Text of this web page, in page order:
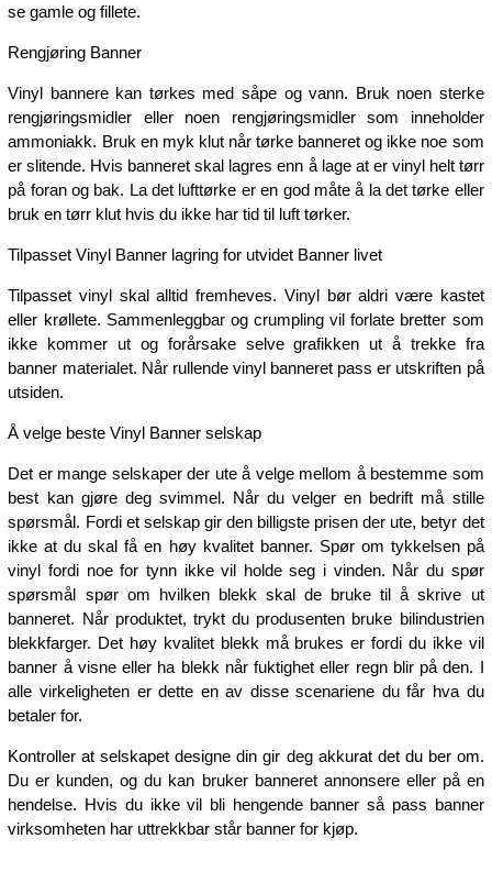
se gamle og fillete.
Rengjøring Banner
Vinyl bannere kan tørkes med såpe og vann. Bruk noen sterke
rengjøringsmidler eller noen rengjøringsmidler som inneholder
ammoniakk. Bruk en myk klut når tørke banneret og ikke noe som
er slitende. Hvis banneret skal lagres enn å lage at er vinyl helt tørr
på foran og bak. La det lufttørke er en god måte å la det tørke eller
bruk en tørr klut hvis du ikke har tid til luft tørker.
Tilpasset Vinyl Banner lagring for utvidet Banner livet
Tilpasset vinyl skal alltid fremheves. Vinyl bør aldri være kastet
eller krøllete. Sammenleggbar og crumpling vil forlate bretter som
ikke kommer ut og forårsake selve grafikken ut å trekke fra
banner materialet. Når rullende vinyl banneret pass er utskriften på
utsiden.
Å velge beste Vinyl Banner selskap
Det er mange selskaper der ute å velge mellom å bestemme som
best kan gjøre deg svimmel. Når du velger en bedrift må stille
spørsmål. Fordi et selskap gir den billigste prisen der ute, betyr det
ikke at du skal få en høy kvalitet banner. Spør om tykkelsen på
vinyl fordi noe for tynn ikke vil holde seg i vinden. Når du spør
spørsmål spør om hvilken blekk skal de bruke til å skrive ut
banneret. Når produktet, trykt du produsenten bruke bilindustrien
blekkfarger. Det høy kvalitet blekk må brukes er fordi du ikke vil
banner å visne eller ha blekk når fuktighet eller regn blir på den. I
alle virkeligheten er dette en av disse scenariene du får hva du
betaler for.
Kontroller at selskapet designe din gir deg akkurat det du ber om.
Du er kunden, og du kan bruker banneret annonsere eller på en
hendelse. Hvis du ikke vil bli hengende banner så pass banner
virksomheten har uttrekkbar står banner for kjøp.